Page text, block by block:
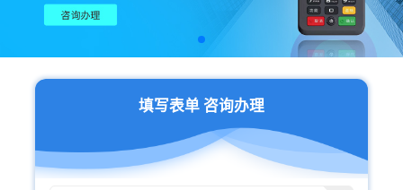
填写表单 咨询办理